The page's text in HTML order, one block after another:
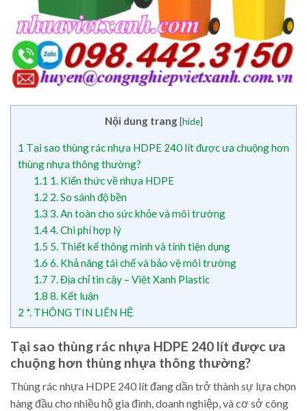
Nội dung trang [hide]
1 Tại sao thùng rác nhựa HDPE 240 lít được ưa chuộng hơn
thùng nhựa thông thường?
1.1 1. Kiến thức về nhựa HDPE
1.2 2. So sánh độ bền
1.3 3. An toàn cho sức khỏe và môi trường
1.44. Chi phí hợp lý
1.5 5. Thiết kế thông minh và tính tiện dụng
1.6 6. Khả năng tái chế và bảo vệ môi trường
1.7 7. Địa chỉ tin cậy – Việt Xanh Plastic
1.8 8. Kết luận
2 *. THÔNG TIN LIÊN HỆ
Tại sao thùng rác nhựa HDPE 240 lít được ưa
chuộng hơn thùng nhựa thông thường?
Thùng rác nhựa HDPE 240 lít đang dần trở thành sự lựa chọn
hàng đầu cho nhiều hộ gia đình, doanh nghiệp, và cơ sở công